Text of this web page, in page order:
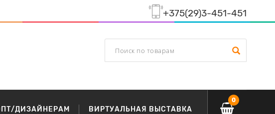
+375(29)3-451-451
ДИЗАЙНЕРАМ ВИРТУАЛЬНАЯ ВЫСТАВКА
0